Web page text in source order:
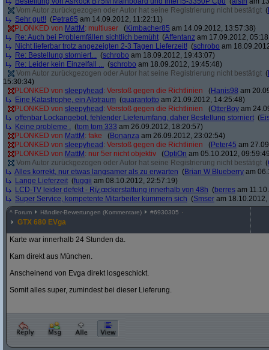
Vom Autor zurückgezogen oder Autor hat seine Registrierung nicht bestätigt (
Sehr gut!! (Petra65 am 14.09.2012, 11:22:11)
PLONKED von MattM : multiuser (Kimbacher85 am 14.09.2012, 13:57:38)
Re: Auch bei Problemfällen sichtlich bemüht (Affentanz am 17.09.2012,
Nicht lieferbar trotz angezeigten 2-3 Tagen Lieferzeit! (schrobo am
Re: Bestellung storniert... (schrobo am 18.09.2012, 19:43:07)
Re: Leider kein Einzelfall ... (schrobo am 18.09.2012, 19:45:48)
Vom Autor zurückgezogen oder Autor hat seine Registrierung nicht bestätigt (
15:30:34)
PLONKED von sleepyhead : Verstoß gegen die Richtlinien (Hanis98 am
Eine Katastrophe, ein Alptraum (quarantotto am 21.09.2012, 14:25:48)
PLONKED von sleepyhead : Verstoß gegen die Richtlinien (OtterBoy am
offenbar Lockangebot, fehlender Lieferumfang, daher Bestellung storniert (
Keine probleme . (tom tom 333 am 26.09.2012, 18:20:57)
PLONKED von MattM : fake (Bonanza am 26.09.2012, 23:02:54)
PLONKED von sleepyhead : Verstoß gegen die Richtlinien (Peter45 am
PLONKED von MattM : nur 5er nicht objektiv (OptiOn am 05.10.2012,
Vom Autor zurückgezogen oder Autor hat seine Registrierung nicht bestätigt (
Alles korrekt, nur etwas langsamer als zu erwarten (Brian W Blueberry am
Lange Lieferzeit (fuggii am 08.10.2012, 22:57:19)
LCD-TV leider defekt - Rï¿œckerstattung innerhalb von 48h (berres am
Super Service, kompetente Mitarbeiter kümmern sich (Smser am
^ Forum Händler-Bewertungen (Kommentare) #6930305
GTX 680 EVga
Karte war innerhalb 24 Stunden da.
Kam direkt aus München.
Anscheinend von Evga direkt losgeschickt.
Somit alles super, zumindest bei dieser Lieferung.